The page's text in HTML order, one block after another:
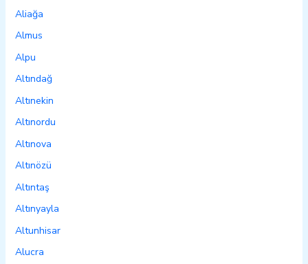
Aliağa
Almus
Alpu
Altındağ
Altınekin
Altınordu
Altınova
Altınözü
Altıntaş
Altınyayla
Altunhisar
Alucra